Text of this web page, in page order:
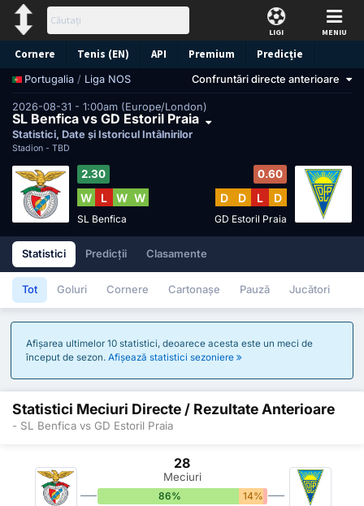
LIGI MENIU
Cornere Tenis (EN) API Premium Predicție
Portugalia / Liga NOS Confruntări directe anterioare
2026-08-31 - 1:00am (Europe/London)
SL Benfica vs GD Estoril Praia
Statistici, Date și Istoricul Întâlnirilor
Stadion - TBD
2.30
W L W W
SL Benfica
0.60
D D L D
GD Estoril Praia
Statistici Predicții Clasamente
Tot Goluri Cornere Cartonașe Pauză Jucători
Afișarea ultimelor 10 statistici, deoarece acesta este un meci de
început de sezon. Afișează statistici sezoniere
Statistici Meciuri Directe / Rezultate Anterioare
- SL Benfica vs GD Estoril Praia
28
Meciuri
86% 14% 0%